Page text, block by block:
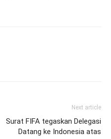
Next article
Surat FIFA tegaskan Delegasi
Datang ke Indonesia atas